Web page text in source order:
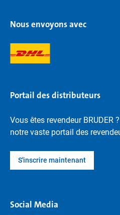
Nous envoyons avec
Portail des distributeurs
Vous êtes revendeur BRUDER
notre vaste portail des
S'inscrire maintenant
Social Media